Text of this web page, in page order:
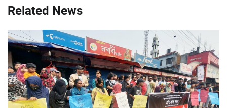
Related News